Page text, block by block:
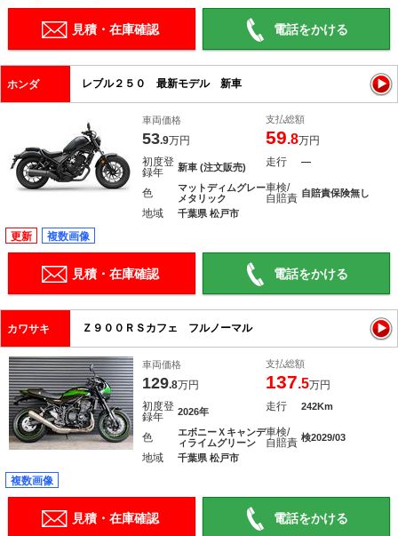
見積・在庫確認 電話をかける
ホンダ レブル２５０ 最新モデル 新車
車両価格
53.9万円
支払総額
59.8万円
初度登
録年
新車 (注文販売) 走行 ―
色
マットディムグレー
メタリック
車検/
自賠責 自賠責保険無し
地域 千葉県 松戸市
更新 複数画像
見積・在庫確認 電話をかける
カワサキ Ｚ９００ＲＳカフェ フルノーマル
車両価格
129.8万円
支払総額
137.5万円
初度登
録年
2026年 走行 242Km
色
エボニーＸキャンデ
ィライムグリーン
車検/
自賠責 検2029/03
地域 千葉県 松戸市
複数画像
見積・在庫確認 電話をかける